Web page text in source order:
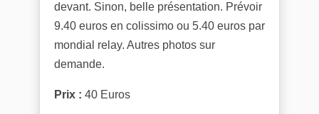
devant. Sinon, belle présentation. Prévoir
9.40 euros en colissimo ou 5.40 euros par
mondial relay. Autres photos sur
demande.
Prix : 40 Euros